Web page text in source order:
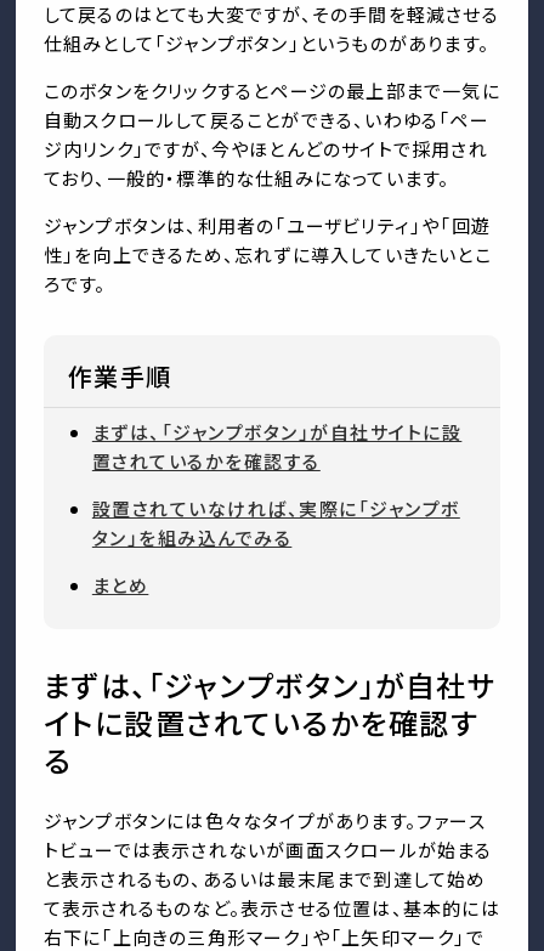
して戻るのはとても大変ですが、その手間を軽減させる
仕組みとして「ジャンプボタン」というものがあります。
このボタンをクリックするとページの最上部まで一気に
自動スクロールして戻ることができる、いわゆる「ペー
ジ内リンク」ですが、今やほとんどのサイトで採用され
ており、一般的・標準的な仕組みになっています。
ジャンプボタンは、利用者の「ユーザビリティ」や「回遊
性」を向上できるため、忘れずに導入していきたいとこ
ろです。
作業手順
まずは、「ジャンプボタン」が自社サイトに設
置されているかを確認する
設置されていなければ、実際に「ジャンプボ
タン」を組み込んでみる
まとめ
まずは、「ジャンプボタン」が自社サ
イトに設置されているかを確認す
る
ジャンプボタンには色々なタイプがあります。ファース
トビューでは表示されないが画面スクロールが始まる
と表示されるもの、あるいは最末尾まで到達して始め
て表示されるものなど。表示させる位置は、基本的には
右下に「上向きの三角形マーク」や「上矢印マーク」で